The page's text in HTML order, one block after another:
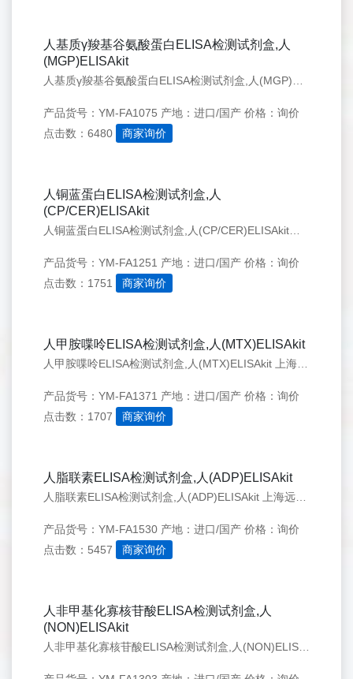
人基质γ羧基谷氨酸蛋白ELISA检测试剂盒,人
(MGP)ELISAkit
产品货号：YM-FA1075 产地：进口/国产 价格：询价
点击数：6480
商家询价
人铜蓝蛋白ELISA检测试剂盒,人
(CP/CER)ELISAkit
产品货号：YM-FA1251 产地：进口/国产 价格：询价
点击数：1751
商家询价
人甲胺喋呤ELISA检测试剂盒,人(MTX)ELISAkit
产品货号：YM-FA1371 产地：进口/国产 价格：询价
点击数：1707
商家询价
人脂联素ELISA检测试剂盒,人(ADP)ELISAkit
产品货号：YM-FA1530 产地：进口/国产 价格：询价
点击数：5457
商家询价
人非甲基化寡核苷酸ELISA检测试剂盒,人
(NON)ELISAkit